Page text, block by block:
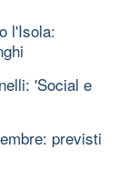
l'Isola:
'Social e
previsti